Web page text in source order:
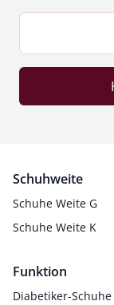
Schuhweite
Schuhe Weite G
Schuhe Weite K
Funktion
Diabetiker-Schuhe